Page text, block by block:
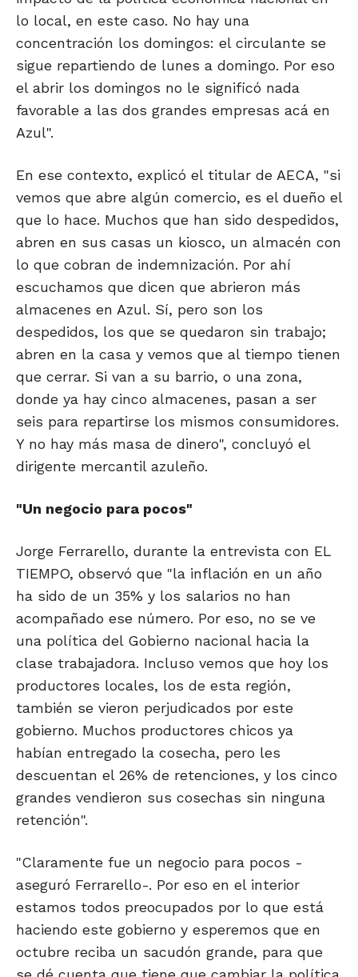
lo local, en este caso. No hay una
concentración los domingos: el circulante se
sigue repartiendo de lunes a domingo. Por eso
el abrir los domingos no le significó nada
favorable a las dos grandes empresas acá en
Azul".
En ese contexto, explicó el titular de AECA, "si
vemos que abre algún comercio, es el dueño el
que lo hace. Muchos que han sido despedidos,
abren en sus casas un kiosco, un almacén con
lo que cobran de indemnización. Por ahí
escuchamos que dicen que abrieron más
almacenes en Azul. Sí, pero son los
despedidos, los que se quedaron sin trabajo;
abren en la casa y vemos que al tiempo tienen
que cerrar. Si van a su barrio, o una zona,
donde ya hay cinco almacenes, pasan a ser
seis para repartirse los mismos consumidores.
Y no hay más masa de dinero", concluyó el
dirigente mercantil azuleño.
"Un negocio para pocos"
Jorge Ferrarello, durante la entrevista con EL
TIEMPO, observó que "la inflación en un año
ha sido de un 35% y los salarios no han
acompañado ese número. Por eso, no se ve
una política del Gobierno nacional hacia la
clase trabajadora. Incluso vemos que hoy los
productores locales, los de esta región,
también se vieron perjudicados por este
gobierno. Muchos productores chicos ya
habían entregado la cosecha, pero les
descuentan el 26% de retenciones, y los cinco
grandes vendieron sus cosechas sin ninguna
retención".
"Claramente fue un negocio para pocos -
aseguró Ferrarello-. Por eso en el interior
estamos todos preocupados por lo que está
haciendo este gobierno y esperemos que en
octubre reciba un sacudón grande, para que